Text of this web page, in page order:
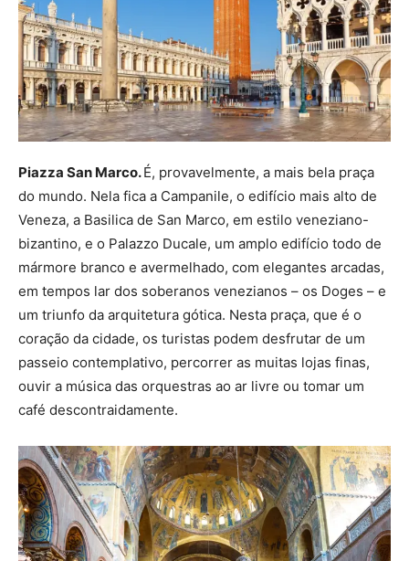
Piazza San Marco.É, provavelmente, a mais bela praça
do mundo. Nela fica a Campanile, o edifício mais alto de
Veneza, a Basilica de San Marco, em estilo veneziano-
bizantino, e o Palazzo Ducale, um amplo edifício todo de
mármore branco e avermelhado, com elegantes arcadas,
em tempos lar dos soberanos venezianos – os Doges – e
um triunfo da arquitetura gótica. Nesta praça, que é o
coração da cidade, os turistas podem desfrutar de um
passeio contemplativo, percorrer as muitas lojas finas,
ouvir a música das orquestras ao ar livre ou tomar um
café descontraidamente.